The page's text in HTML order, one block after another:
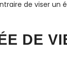
de viser
DE